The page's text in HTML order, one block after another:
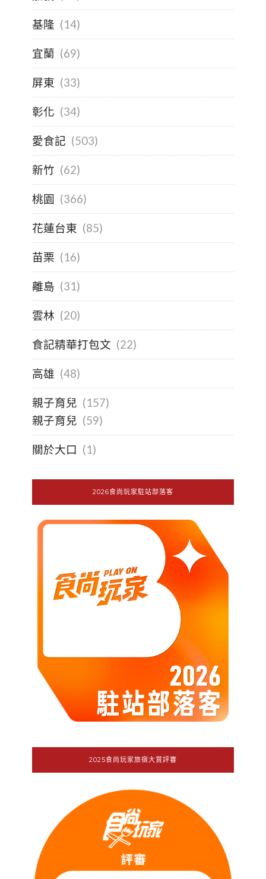
基隆 (14)
宜蘭 (69)
屏東 (33)
彰化 (34)
愛食記 (503)
新竹 (62)
桃園 (366)
花蓮台東 (85)
苗栗 (16)
離島 (31)
雲林 (20)
食記精華打包文 (22)
高雄 (48)
親子育兒 (157)
親子育兒 (59)
關於大口 (1)
2026食尚玩家駐站部落客
2025食尚玩家旅宿大賞評審